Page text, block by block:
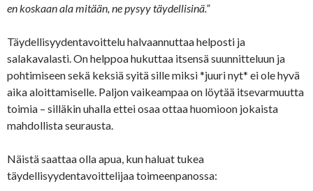
en koskaan ala mitään, ne pysyy täydellisinä.”
Täydellisyydentavoittelu halvaannuttaa helposti ja
salakavalasti. On helppoa hukuttaa itsensä suunnitteluun ja
pohtimiseen sekä keksiä syitä sille miksi *juuri nyt* ei ole hyvä
aika aloittamiselle. Paljon vaikeampaa on löytää itsevarmuutta
toimia – silläkin uhalla ettei osaa ottaa huomioon jokaista
mahdollista seurausta.
Näistä saattaa olla apua, kun haluat tukea
täydellisyydentavoittelijaa toimeenpanossa: